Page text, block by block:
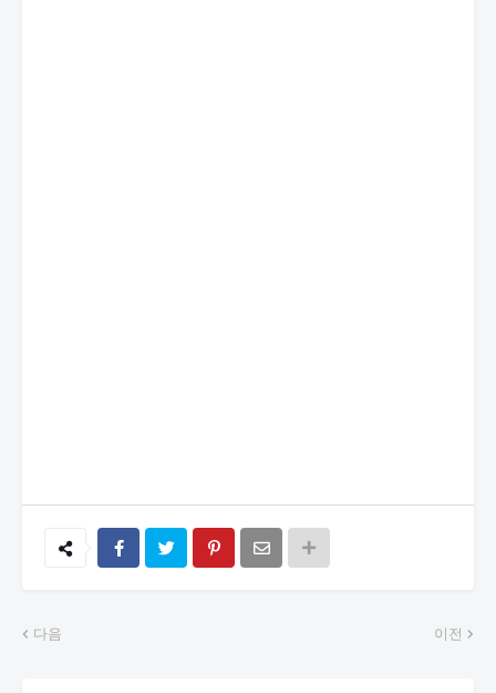
다음 이전